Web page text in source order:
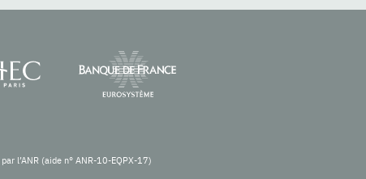
l’ANR (aide n° ANR-10-EQPX-17)